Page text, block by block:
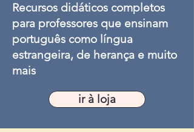
Recursos didáticos completos
para professores que ensinam
português como língua
estrangeira, de herança e muito
mais
ir à loja